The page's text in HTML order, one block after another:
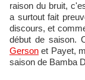
raison du bruit,
a surtout fait
discours, et
début de saison.
Gerson et Payet,
saison de Bamba